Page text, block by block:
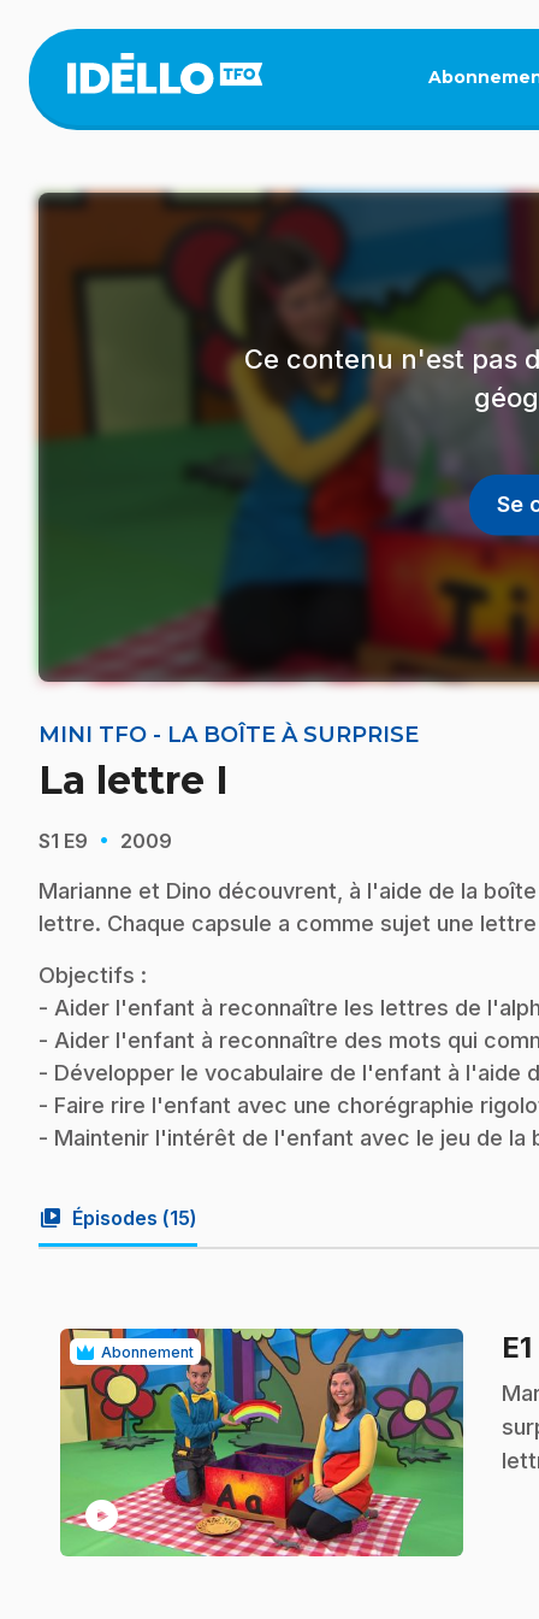
contenu
principal
Ce contenu n'est pas
Se
MINI TFO - LA BOÎTE À SURPRISE
La lettre I
S1 E9 · 2009
Marianne et Dino découvrent, à l'aide de la
lettre. Chaque capsule a comme sujet une
Objectifs :
- Aider l'enfant à reconnaître les lettres de
- Aider l'enfant à reconnaître des mots qui
- Développer le vocabulaire de l'enfant à l'aide
- Faire rire l'enfant avec une chorégraphie
- Maintenir l'intérêt de l'enfant avec le jeu de la
video_library Épisodes (15)
Abonnement
play_circle
E1
.